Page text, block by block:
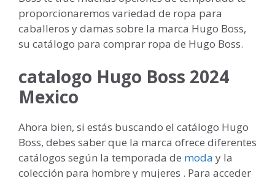
proporcionaremos variedad de ropa para
caballeros y damas sobre la marca Hugo Boss,
su catálogo para comprar ropa de Hugo Boss.
catalogo Hugo Boss 2024
Mexico
Ahora bien, si estás buscando el catálogo Hugo
Boss, debes saber que la marca ofrece diferentes
catálogos según la temporada de moda y la
colección para hombre y mujeres . Para acceder